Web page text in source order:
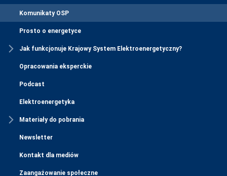
Komunikaty OSP
Prosto o energetyce
Jak funkcjonuje Krajowy System Elektroenergetyczny?
Opracowania eksperckie
Podcast
Elektroenergetyka
Materiały do pobrania
Newsletter
Kontakt dla mediów
Zaangażowanie społeczne